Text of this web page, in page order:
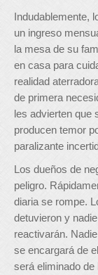
Indudablemente,
un ingreso
la mesa de su
en casa para
realidad
de primera
les advierten que
producen temor
paralizante
Los dueños de
peligro.
diaria se rompe.
detuvieron y
reactivarán.
se encargará de
será eliminado